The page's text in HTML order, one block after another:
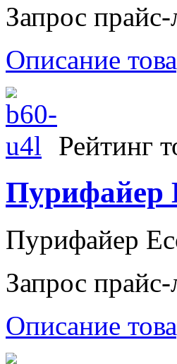
Запрос прайс-
Описание
Рейтинг
Пурифайер
Пурифайер
Запрос прайс-
Описание